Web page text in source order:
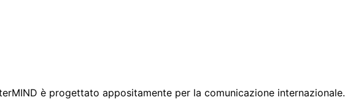
è progettato appositamente per la comunicazione internazionale.